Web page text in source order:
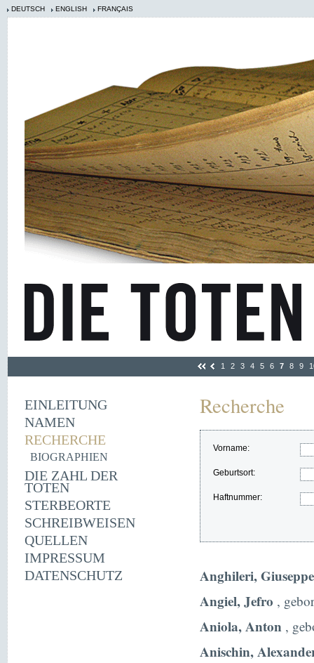
DEUTSCH ENGLISH FRANÇAIS
1 2 3 4 5 6 7 8 9
EINLEITUNG
NAMEN
RECHERCHE
BIOGRAPHIEN
DIE ZAHL DER
TOTEN
STERBEORTE
SCHREIBWEISEN
QUELLEN
IMPRESSUM
DATENSCHUTZ
Recherche
Vorname:
Geburtsort:
Haftnummer:
Anghileri, Giuseppe
Angiel, Jefro ,
Aniola, Anton ,
Anischin,